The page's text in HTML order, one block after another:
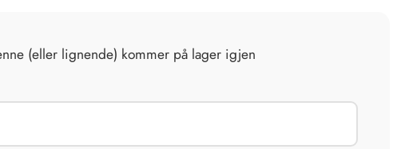
(eller lignende) kommer på lager igjen